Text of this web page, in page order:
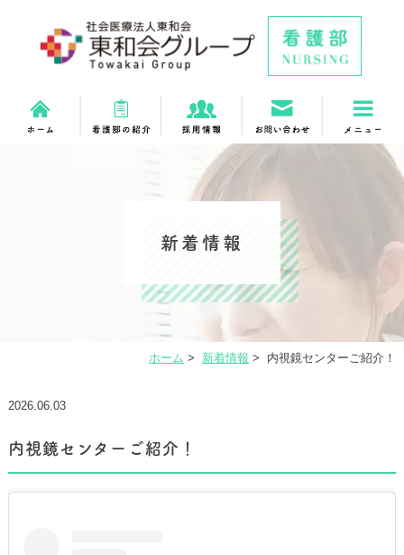
新着情報
ホーム > 新着情報 > 内視鏡センターご紹介！
2026.06.03
内視鏡センターご紹介！